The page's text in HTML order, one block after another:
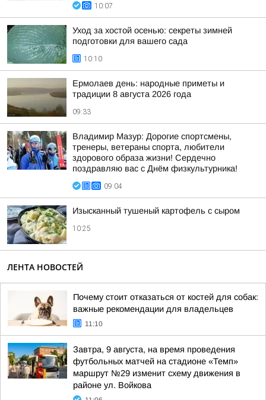
10:07
Уход за хостой осенью: секреты зимней
подготовки для вашего сада
10:10
Ермолаев день: народные приметы и
традиции 8 августа 2026 года
09:33
Владимир Мазур: Дорогие спортсмены,
тренеры, ветераны спорта, любители
здорового образа жизни! Сердечно
поздравляю вас с Днём физкультурника!
09:04
Изысканный тушеный картофель с сыром
10:25
ЛЕНТА НОВОСТЕЙ
Почему стоит отказаться от костей для собак:
важные рекомендации для владельцев
11:10
Завтра, 9 августа, на время проведения
футбольных матчей на стадионе «Темп»
маршрут №29 изменит схему движения в
районе ул. Войкова